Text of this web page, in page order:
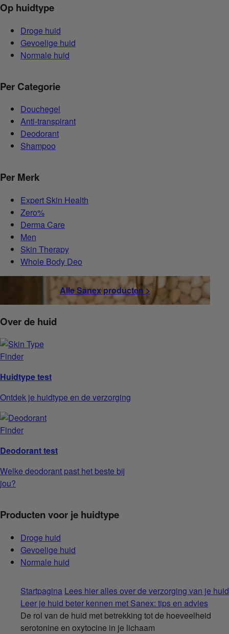
Op huidtype
Droge huid
Gevoelige huid
Normale huid
Per Categorie
Douchegel
Anti-transpirant
Deodorant
Shampoo
Per Merk
Expert Skin Health
Zero%
Derma Care
Men
Skin Therapy
Whole Body Deo
Alle Sanex producten >
Over de huid
Huidtype test
Ontdek je huidtype en de verzorging
Deodorant test
Welke deodorant past het beste bij
jou?
Producten voor je huidtype
Droge huid
Gevoelige huid
Normale huid
Startpagina Lees hier alles over de verzorging van je huid
Leer je huid beter kennen met Sanex: tips en advies
De rol van de huid met betrekking tot de hoeveelheid
serotonine en oxytocine in je lichaam